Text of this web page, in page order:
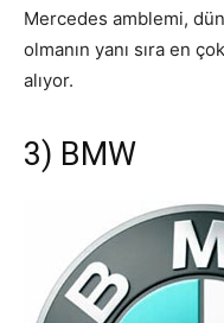
Mercedes amblemi,
olmanın yanı sıra en
alıyor.
3) BMW